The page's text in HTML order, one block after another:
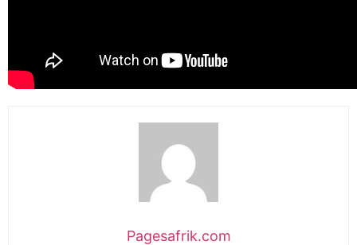
Pagesafrik.com